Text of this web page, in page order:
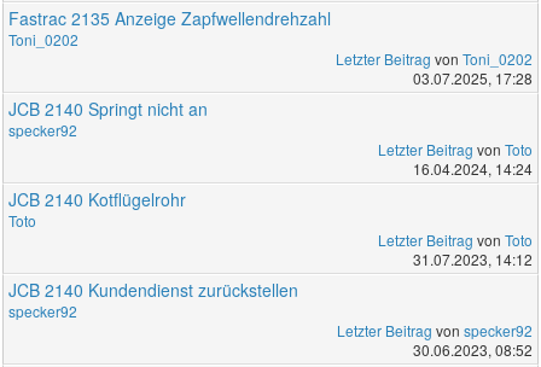
Fastrac 2135 Anzeige Zapfwellendrehzahl
Toni_0202
Letzter Beitrag von Toni_0202
03.07.2025, 17:28
JCB 2140 Springt nicht an
specker92
Letzter Beitrag von Toto
16.04.2024, 14:24
JCB 2140 Kotflügelrohr
Toto
Letzter Beitrag von Toto
31.07.2023, 14:12
JCB 2140 Kundendienst zurückstellen
specker92
Letzter Beitrag von specker92
30.06.2023, 08:52